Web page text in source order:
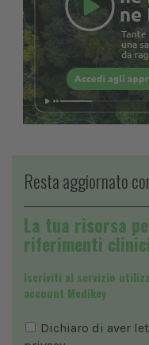
Resta aggiornato
La tua risorsa
riferimenti
Iscriviti al servizio
account Medikey
Dichiaro di aver